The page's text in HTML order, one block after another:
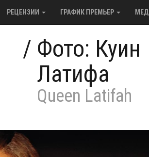
РЕЦЕНЗИИ ГРАФИК ПРЕМЬЕР
/ Фото: Куин
Латифа
Queen Latifah